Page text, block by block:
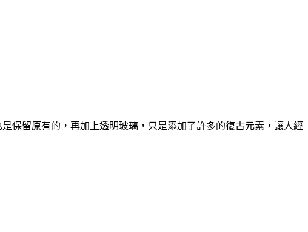
保留原有的，再加上透明玻璃，只是添加了許多的復古元素，讓人經